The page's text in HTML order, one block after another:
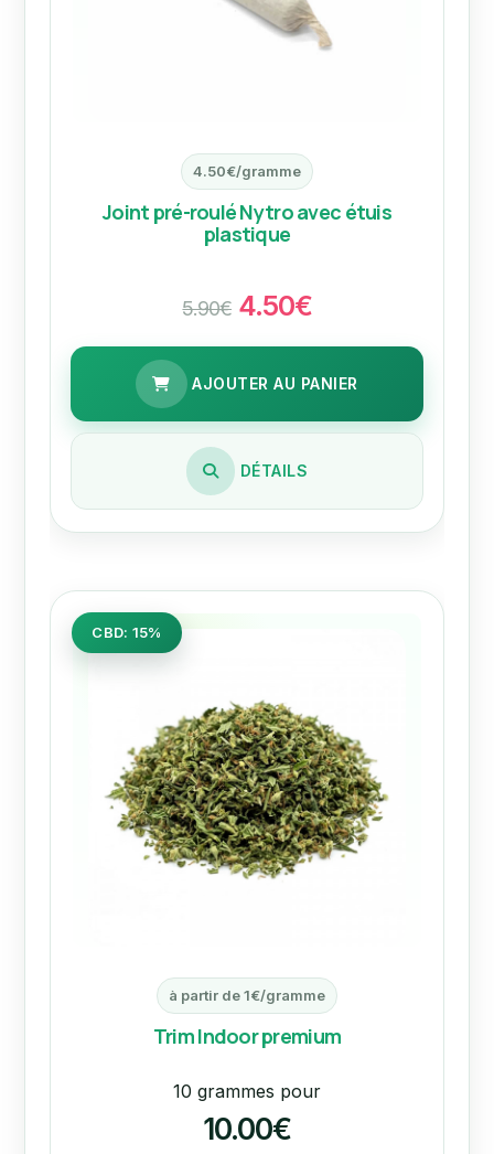
4.50€/gramme
Joint pré-roulé Nytro avec étuis
plastique
5.90€ 4.50€
AJOUTER AU PANIER
DÉTAILS
CBD: 15%
à partir de 1€/gramme
Trim Indoor premium
10 grammes pour
10.00€